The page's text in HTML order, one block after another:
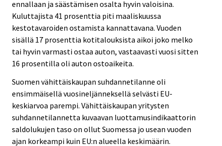
ennallaan ja säästämisen osalta hyvin valoisina.
Kuluttajista 41 prosenttia piti maaliskuussa
kestotavaroiden ostamista kannattavana. Vuoden
sisällä 17 prosenttia kotitalouksista aikoi joko melko
tai hyvin varmasti ostaa auton, vastaavasti vuosi sitten
16 prosentilla oli auton ostoaikeita.
Suomen vähittäiskaupan suhdannetilanne oli
ensimmäisellä vuosineljänneksellä selvästi EU-
keskiarvoa parempi. Vähittäiskaupan yritysten
suhdannetilannetta kuvaavan luottamusindikaattorin
saldolukujen taso on ollut Suomessa jo usean vuoden
ajan korkeampi kuin EU:n alueella keskimäärin.